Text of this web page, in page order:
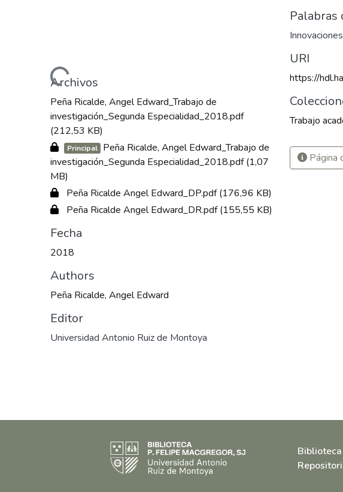
Cargando...
Archivos
Peña Ricalde, Angel Edward_Trabajo de
investigación_Segunda Especialidad_2018.pdf
(212,53 KB)
Principal Peña Ricalde, Angel Edward_Trabajo de
investigación_Segunda Especialidad_2018.pdf(1,07
MB)
Peña Ricalde Angel Edward_DP.pdf(176,96 KB)
Peña Ricalde Angel Edward_DR.pdf(155,55 KB)
Fecha
2018
Authors
Peña Ricalde, Angel Edward
Editor
Universidad Antonio Ruiz de Montoya
Palabras
URI
https://
Trabajo
Página
Biblioteca